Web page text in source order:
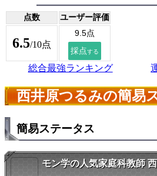
点数 ユーザー評価
6.5/10点
総合最強ランキング
西井原つるみの簡易
簡易ステータス
モン学の人気家庭科教師